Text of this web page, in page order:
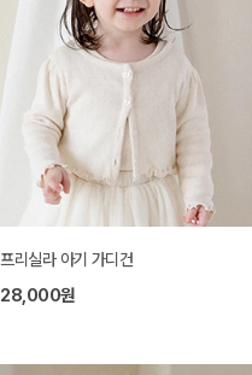
프리실라 아기 가디건
28,000원